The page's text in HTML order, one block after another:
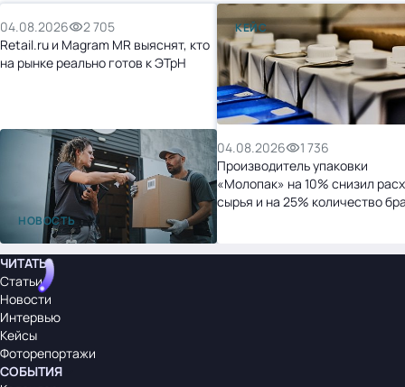
НОВОСТЬ
04.08.2026
2 705
Retail.ru и Magram MR выяснят, кто
на рынке реально готов к ЭТрН
КЕЙС
04.08.2026
1 736
Производитель упаковки
«Молопак» на 10% снизил
сырья и на 25% количество
ЧИТАТЬ
Статьи
Новости
Интервью
Кейсы
Фоторепортажи
СОБЫТИЯ